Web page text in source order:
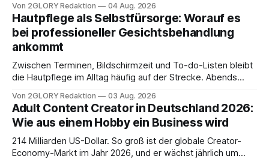
besitzt, loggt sich heute über das Vodafone E-Mail & Cloud
Portal ein. Der klassische Arcor Login über mail.
Von 2GLORY Redaktion 04 Aug. 2026
Hautpflege als Selbstfürsorge: Worauf es
bei professioneller Gesichtsbehandlung
ankommt
Zwischen Terminen, Bildschirmzeit und To-do-Listen bleibt
die Hautpflege im Alltag häufig auf der Strecke. Abends
Drogerie – mehr ist zeitlich oft nicht drin. Dabei reagiert die
Haut empfindlich auf Stress, Schlafmangel und
Umwelteinflüsse: Sie wirkt müde, spannt oder neigt zu
Unreinheiten. Professionelle
Von 2GLORY Redaktion 03 Aug. 2026
Adult Content Creator in Deutschland 2026:
Wie aus einem Hobby ein Business wird
214 Milliarden US-Dollar. So groß ist der globale Creator-
Economy-Markt im Jahr 2026, und er wächst jährlich um